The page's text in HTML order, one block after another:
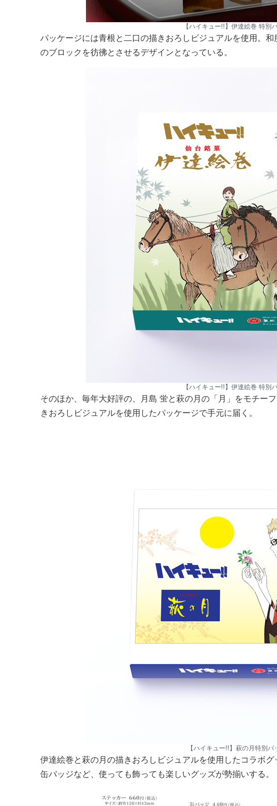
【ハイキュー!!】伊達絵巻 特別
パッケージには青根と二口の描きおろしビジュアルを使用。和
のブロックを彷彿とさせるデザインとなっている。
【ハイキュー!!】伊達絵巻 特別
そのほか、毎年大好評の、月島 蛍と萩の月の「月」をモチー
きおろしビジュアルを使用したパッケージで手元に届く。
【ハイキュー!!】萩の月特別パ
伊達絵巻と萩の月の描きおろしビジュアルを使用したコラボグ
缶バッジなど、使っても飾っても楽しいグッズが勢揃いする。